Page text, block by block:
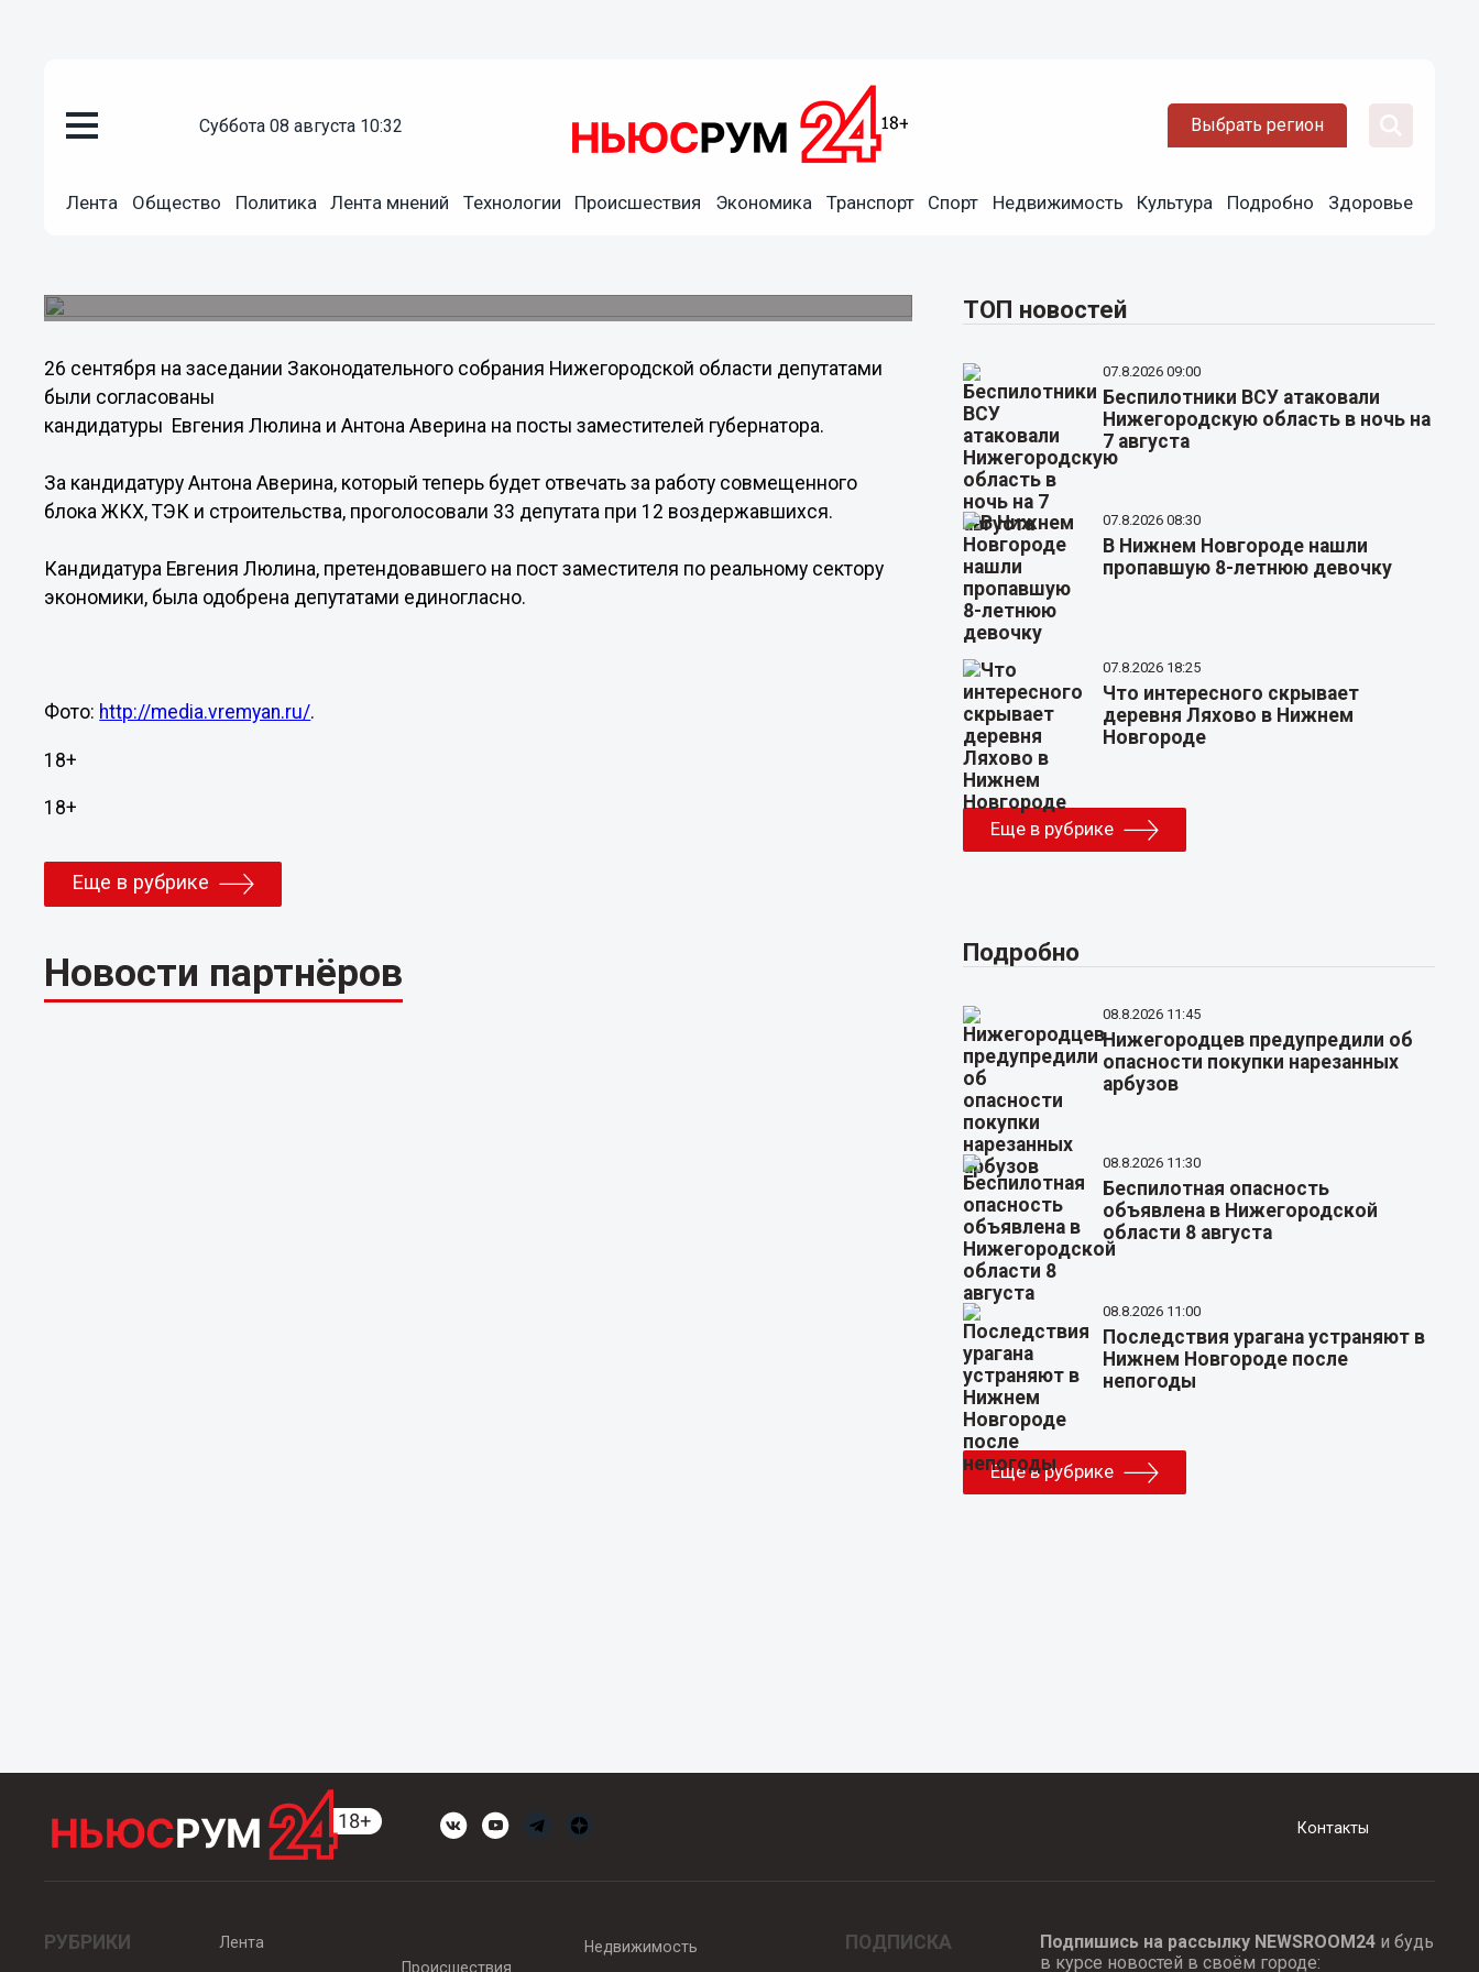
суббота 08 августа 10:32 Выбрать регион
Лента Общество Политика Лента мнений Технологии Происшествия Экономика Транспорт Спорт Недвижимость Культура Подробно Здоровье
Кандидатуры Аверина и Люлина на посты заместителей
26 сентября на заседании Законодательного собрания Нижегородской области депутатами
были согласованы
кандидатуры Евгения Люлина и Антона Аверина на посты заместителей губернатора.
За кандидатуру Антона Аверина, который теперь будет отвечать за работу совмещенного
блока ЖКХ, ТЭК и строительства, проголосовали 33 депутата при 12 воздержавшихся.
Кандидатура Евгения Люлина, претендовавшего на пост заместителя по реальному сектору
экономики, была одобрена депутатами единогласно.
Фото: http://media.vremyan.ru/.
18+
18+
Еще в рубрике
Новости партнёров
ТОП новостей
07.8.2026 09:00
Беспилотники ВСУ атаковали
Нижегородскую область в ночь на
7 августа
07.8.2026 08:30
В Нижнем Новгороде нашли
пропавшую 8-летнюю девочку
07.8.2026 18:25
Что интересного скрывает
деревня Ляхово в Нижнем
Новгороде
Еще в рубрике
Подробно
08.8.2026 11:45
Нижегородцев предупредили об
опасности покупки нарезанных
арбузов
08.8.2026 11:30
Беспилотная опасность
объявлена в Нижегородской
области 8 августа
08.8.2026 11:00
Последствия урагана устраняют в
Нижнем Новгороде после
непогоды
Еще в рубрике
Контакты
РУБРИКИ
Лента
Происшествия
Недвижимость ПОДПИСКА Подпишись на рассылку NEWSROOM24и будь
в курсе новостей в своём городе: